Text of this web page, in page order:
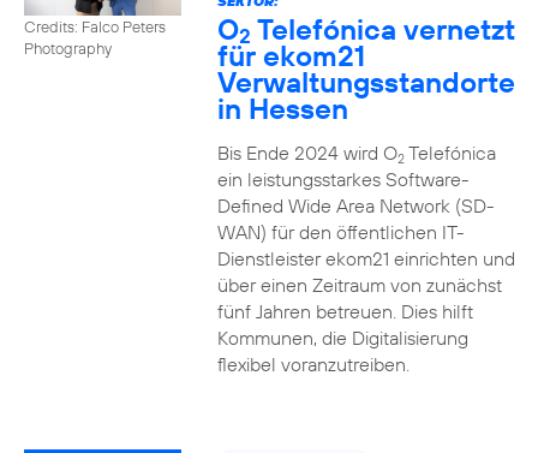
Credits: Falco Peters
Photography
O2 Telefónica vernetzt
für ekom21
Verwaltungsstandorte
in Hessen
Bis Ende 2024 wird O2Telefónica
ein leistungsstarkes Software-
Defined Wide Area Network (SD-
WAN) für den öffentlichen IT-
Dienstleister ekom21 einrichten und
über einen Zeitraum von zunächst
fünf Jahren betreuen. Dies hilft
Kommunen, die Digitalisierung
flexibel voranzutreiben.